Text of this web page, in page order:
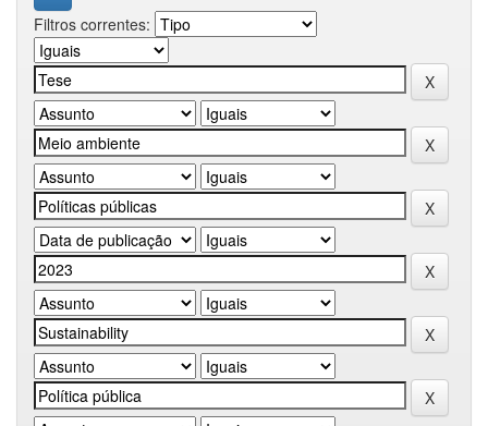
Filtros correntes: